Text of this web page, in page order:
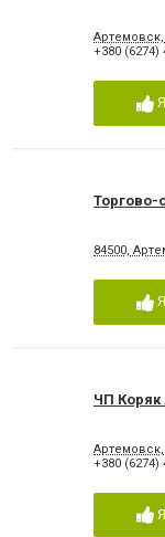
Артемовск,
+380 (6274)
84500,
ЧП
+380 (6274)